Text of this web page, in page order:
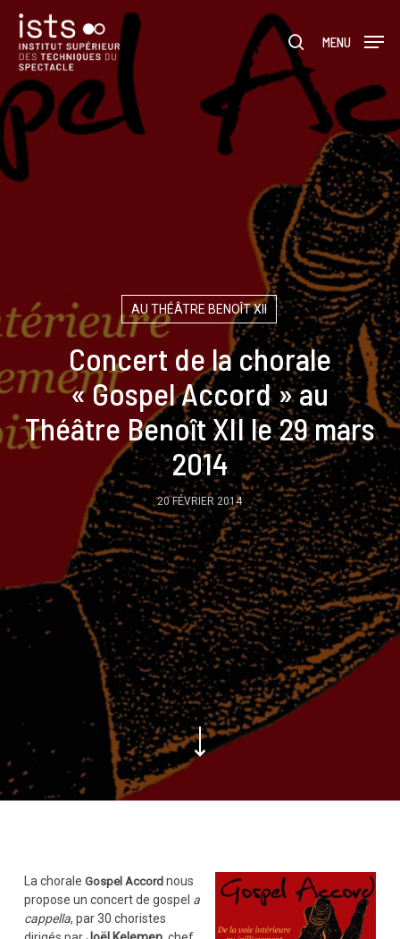
main
content
rechercher
MENU
AU THÉÂTRE BENOÎT XII
Concert de la chorale
« Gospel Accord » au
Théâtre Benoît XII le 29 mars
2014
20 FÉVRIER 2014
La chorale Gospel Accordnous
propose un concert de gospel a
cappella, par 30 choristes